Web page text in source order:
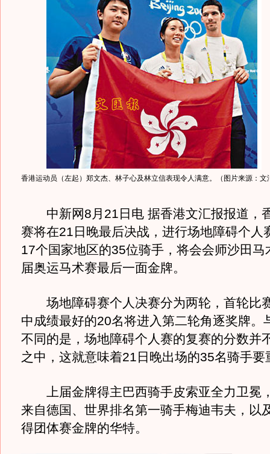
香港运动员（左起）郑文杰、林子心及林立信表现令人满意。（图片来源：文
中新网8月21日电 据香港文汇报报道，
赛将在21日晚最后决战，进行场地障碍个人
17个国家地区的35位骑手，将会会师沙田马
届奥运马术赛最后一面金牌。
场地障碍赛个人决赛分为两轮，首轮比
中成绩最好的20名将进入第二轮角逐奖牌。
不同的是，场地障碍个人赛的复赛的分数并
之中，这就意味着21日晚出场的35名骑手要
上届金牌得主巴西骑手皮索亚全力卫冕
来自德国、世界排名第一骑手梅迪韦夫，以
得团体赛金牌的华特。